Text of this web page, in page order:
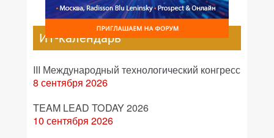
ИТ-календарь
III Международный технологический конгресс
8 сентября 2026
TEAM LEAD TODAY 2026
10 сентября 2026